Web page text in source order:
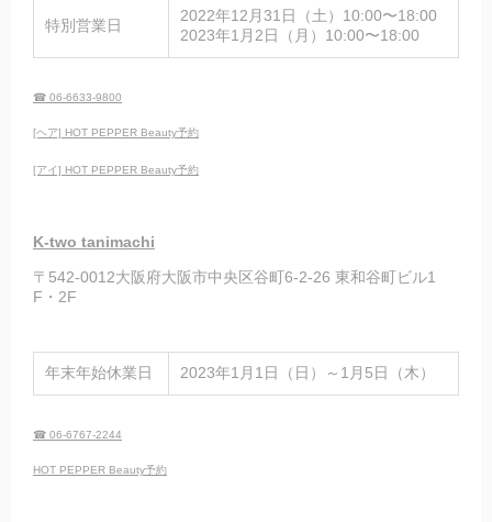
特別営業日
2022年12月31日（土）10:00〜18:00
2023年1月2日（月）10:00〜18:00
☎ 06-6633-9800
[ヘア] HOT PEPPER Beauty予約
[アイ] HOT PEPPER Beauty予約
K-two tanimachi
〒542-0012大阪府大阪市中央区谷町6-2-26 東和谷町ビル1
F・2F
年末年始休業日 2023年1月1日（日）～1月5日（木）
☎ 06-6767-2244
HOT PEPPER Beauty予約